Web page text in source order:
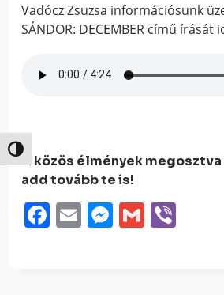
Nagy kontraszt váltása
Vadócz Zsuzsa információsunk
SÁNDOR: DECEMBER című írását
A közös élmények
add tovább te is!
Facebook
EmailGmail